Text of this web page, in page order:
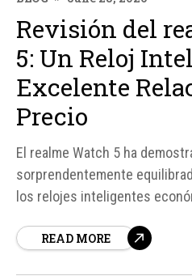
Revisión del
5: Un Reloj
Excelente
Precio
El realme Watch 5 ha
sorprendentemente
los relojes inteligentes
fluidez y autonomía, lo que lo
READ MORE